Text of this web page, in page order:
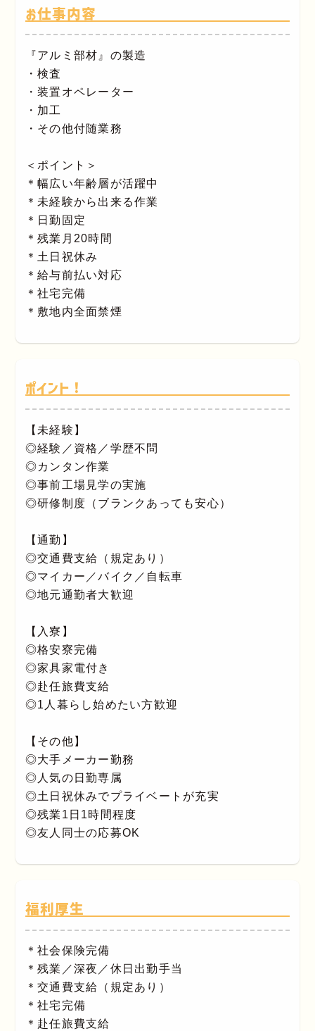
お仕事内容
『アルミ部材』の製造
・検査
・装置オペレーター
・加工
・その他付随業務
＜ポイント＞
＊幅広い年齢層が活躍中
＊未経験から出来る作業
＊日勤固定
＊残業月20時間
＊土日祝休み
＊給与前払い対応
＊社宅完備
＊敷地内全面禁煙
ポイント！
【未経験】
◎経験／資格／学歴不問
◎カンタン作業
◎事前工場見学の実施
◎研修制度（ブランクあっても安心）
【通勤】
◎交通費支給（規定あり）
◎マイカー／バイク／自転車
◎地元通勤者大歓迎
【入寮】
◎格安寮完備
◎家具家電付き
◎赴任旅費支給
◎1人暮らし始めたい方歓迎
【その他】
◎大手メーカー勤務
◎人気の日勤専属
◎土日祝休みでプライベートが充実
◎残業1日1時間程度
◎友人同士の応募OK
福利厚生
＊社会保険完備
＊残業／深夜／休日出勤手当
＊交通費支給（規定あり）
＊社宅完備
＊赴任旅費支給